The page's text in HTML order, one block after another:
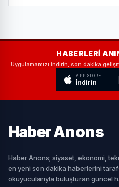
HABERLERI
Uygulamamızı indirin, son dakika
APP STORE
İndirin
HaberAnons
Haber Anons; siyaset, ekonomi,
en yeni son dakika haberlerini
okuyucularıyla buluşturan güncel